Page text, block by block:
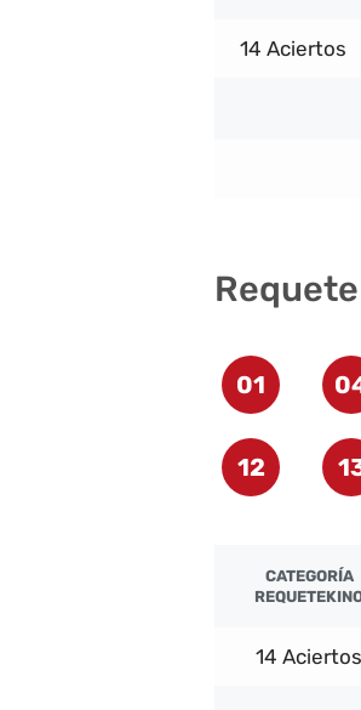
14 Aciertos
01
12
CATEGORÍA
14 Aciertos